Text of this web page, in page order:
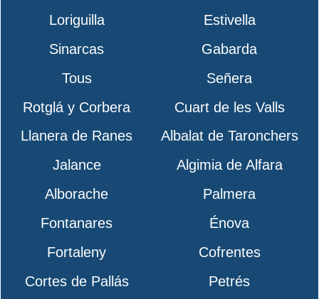
Loriguilla
Estivella
Sinarcas
Gabarda
Tous
Señera
Rotglá y Corbera
Cuart de les Valls
Llanera de Ranes
Albalat de Taronchers
Jalance
Algimia de Alfara
Alborache
Palmera
Fontanares
Énova
Fortaleny
Cofrentes
Cortes de Pallás
Petrés